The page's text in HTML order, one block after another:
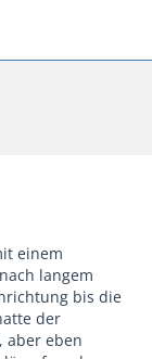
einem
langem
bis die
der
aber eben